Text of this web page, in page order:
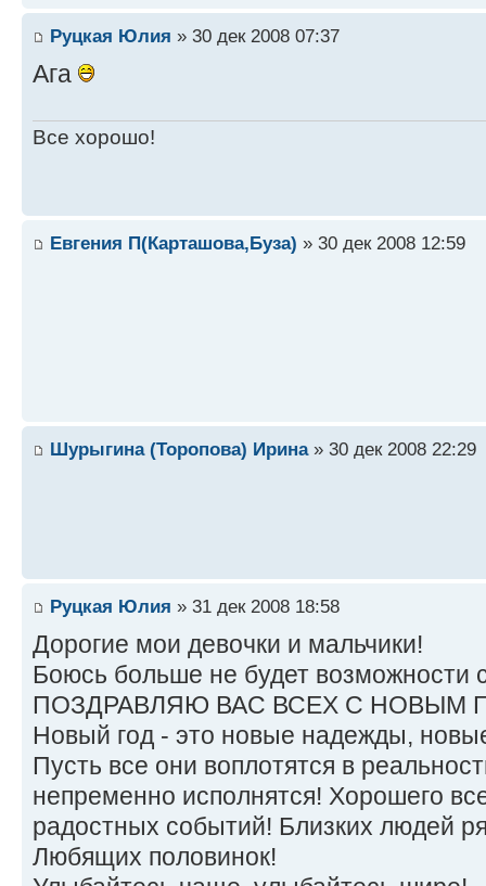
Руцкая Юлия » 30 дек 2008 07:37
Ага
Все хорошо!
Евгения П(Карташова,Буза) » 30 дек 2008 12:59
Шурыгина (Торопова) Ирина» 30 дек 2008 22:29
Руцкая Юлия » 31 дек 2008 18:58
Дорогие мои девочки и мальчики!
Боюсь больше не будет возможности
ПОЗДРАВЛЯЮ ВАС ВСЕХ С НОВЫМ
Новый год - это новые надежды,
Пусть все они воплотятся в
непременно исполнятся! Хорошего
радостных событий! Близких людей
Любящих половинок!